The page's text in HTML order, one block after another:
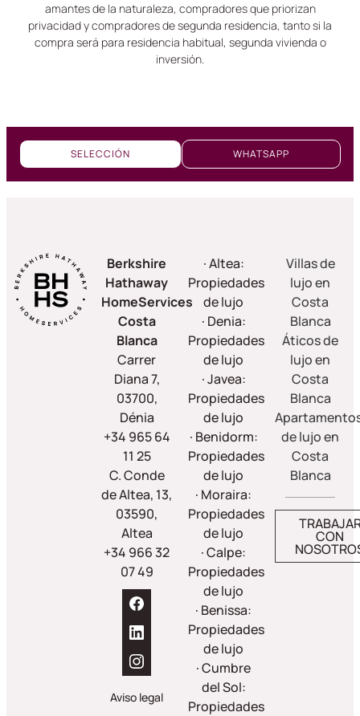
amantes de la naturaleza, compradores que priorizan
privacidad y compradores de segunda residencia, tanto si la
compra será para residencia habitual, segunda vivienda o
inversión.
SELECCIÓN WHATSAPP
Berkshire
Hathaway
HomeServices
Costa
Blanca
Carrer
Diana 7,
03700,
Dénia
+34 965 64
11 25
C. Conde
de Altea, 13,
03590,
Altea
+34 966 32
07 49
Aviso legal
· Altea:
Propiedades
de lujo
· Denia:
Propiedades
de lujo
· Javea:
Propiedades
de lujo
· Benidorm:
Propiedades
de lujo
· Moraira:
Propiedades
de lujo
· Calpe:
Propiedades
de lujo
· Benissa:
Propiedades
de lujo
· Cumbre
del Sol:
Propiedades
Villas de
lujo en
Costa
Blanca
Áticos de
lujo en
Costa
Blanca
de lujo en
Costa
Blanca
CON